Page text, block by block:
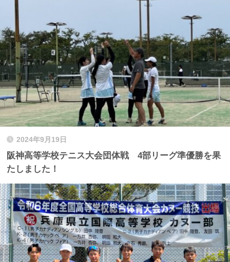
2024年9月19日
阪神高等学校テニス大会団体戦 4部リーグ準優勝を果
たしました！